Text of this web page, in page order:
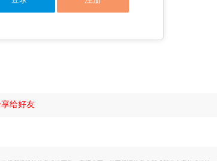
给好友